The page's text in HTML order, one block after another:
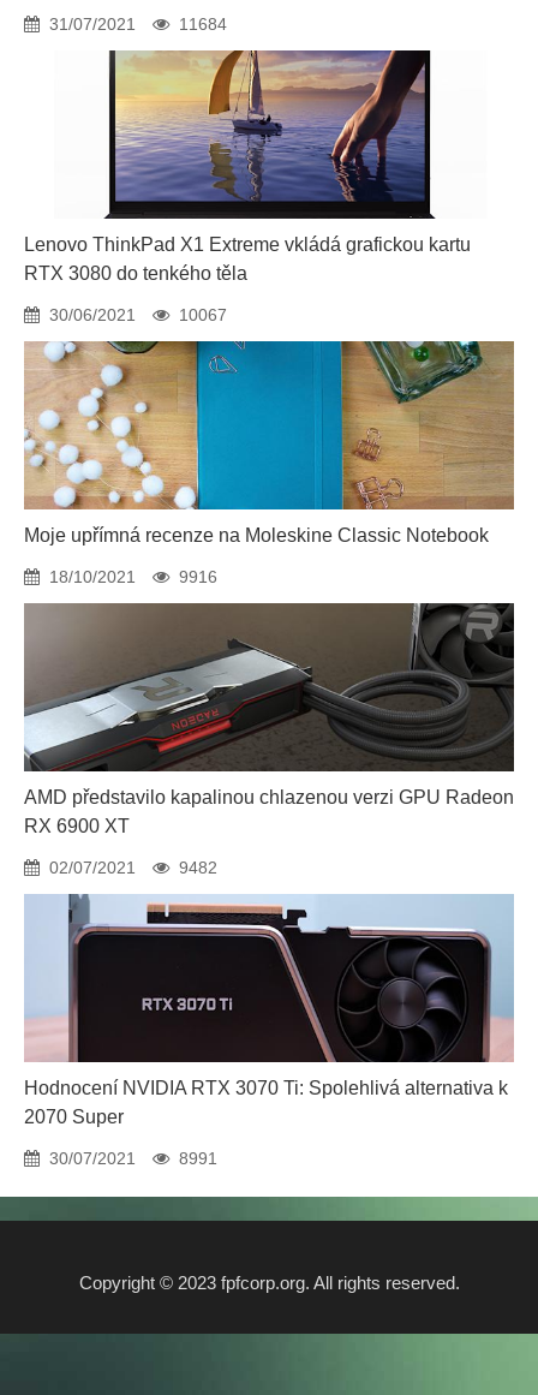
31/07/2021 11684
Lenovo ThinkPad X1 Extreme vkládá grafickou kartu
RTX 3080 do tenkého těla
30/06/2021 10067
Moje upřímná recenze na Moleskine Classic Notebook
18/10/2021 9916
AMD představilo kapalinou chlazenou verzi GPU Radeon
RX 6900 XT
02/07/2021 9482
Hodnocení NVIDIA RTX 3070 Ti: Spolehlivá alternativa k
2070 Super
30/07/2021 8991
Copyright © 2023 fpfcorp.org. All rights reserved.